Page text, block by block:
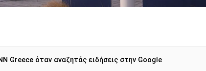
Greece όταν αναζητάς ειδήσεις στην Google